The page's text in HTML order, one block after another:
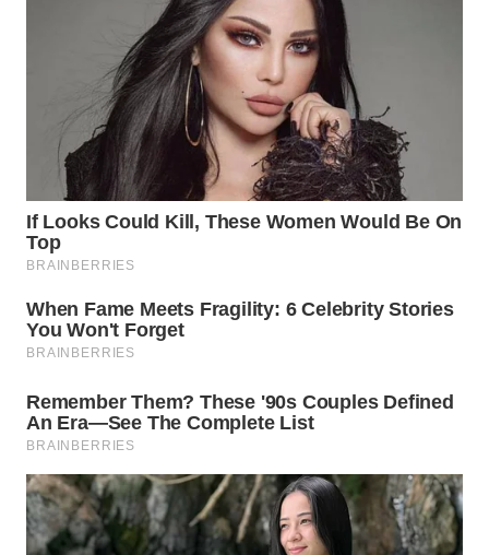
WAHANA
NEWS
WAHANA
TANI
WAHANA
ADVOKAT
INFRASTRUKTUR
KONSUMEN
WAHANA